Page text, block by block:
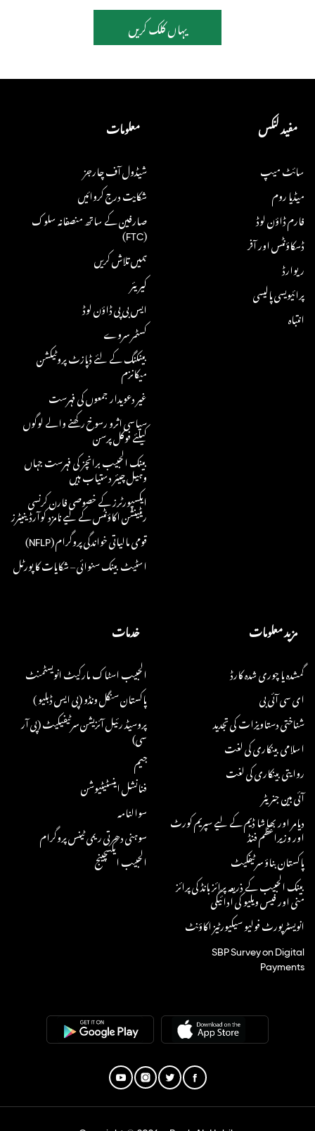
یہاں کلک کریں
مفید لنکس
سائٹ میپ
میڈیا روم
فارم ڈاؤن لوڈ
ڈسکاؤنٹس اور آفر
ریوارڈ
پرائیویسی پالیسی
انتباہ
معلومات
شیڈول آف چارجز
شکایت درج کروائیں
صارفین کے ساتھ منصفانہ سلوک
(FTC)
ہمیں تلاش کریں
کیریئر
ایس بی پی ڈاؤن لوڈ
کسٹمر سروے
بینکنگ کے لئے ڈپازٹ پروٹیکشن
میکانزم
غیر دعویدار جمعوں کی فہرست
سیاسی اثرو رسوخ رکھنے والے لوگوں
کیلئے فوکل پرسن
بینک الحبیب برانچز کی فہرست جہاں
وہیل چیئر دستیاب ہیں
ایکسپورٹرز کے خصوصی فارن کرنسی
ریٹینشن اکاؤنٹس کے لیے نامزد کوآرڈینیٹرز
قومی مالیاتی خواندگی پروگرام (NFLP)
اسٹیٹ بینک سنوائی – شکایات کا پورٹل
مزید معلومات
گمشدہ یا چوری شدہ کارڈ
ای سی آئی بی
شناختی دستاویزات کی تجدید
اسلامی بینکاری کی لغت
روایتی بینکاری کی لغت
آئی بین جنریٹر
دیامر اور بھاشا ڈیم کے لیے سپریم کورٹ
اور وزیراعظم فنڈ
پاکستان بناؤ سرٹیفکیٹ
بینک الحبیب کے ذریعہ پرائز بانڈ کی پرائز
منی اور فیس ویلیو کی ادائیگی
انویسٹر پورٹ فولیو سیکیورٹیز اکاؤنٹ
SBP Survey on Digital
Payments
خدمات
الحبیب اسٹاک مارکیٹ انویسٹمنٹ
پاکستان سنگل ونڈو (پی ایس ڈبلیو )
پروسیڈ رئیل آئزیشن سرٹیفیکیٹ (پی آر
سی)
جیم
فنانشل اینسٹیٹیوشن
سوالنامہ
سوہنی دھرتی ریمی ٹینس پروگرام
الحبیب ایکسچینج